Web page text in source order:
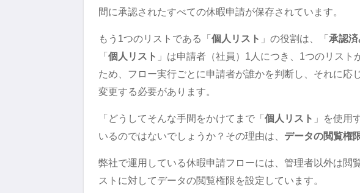
間に承認されたすべての休暇申請が保存されています。
もう1つのリストである「個人リスト 」の役割は、「承認済
「個人リスト 」は申請者（社員）1人につき、1つのリス
ため、フロー実行ごとに申請者が誰かを判断し、それに応
変更する必要があります。
「どうしてそんな手間をかけてまで「個人リスト 」を使用
いるのではないでしょうか？その理由は、 データの閲覧権
弊社で運用している休暇申請フローには、管理者以外は閲
ストに対してデータの閲覧権限を設定しています。